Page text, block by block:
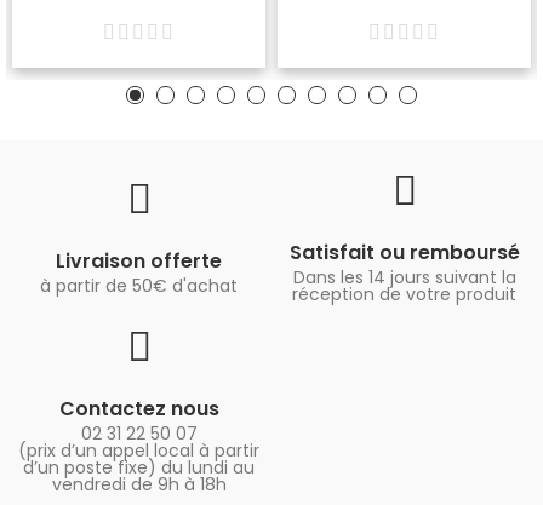
Livraison offerte
à partir de 50€ d'achat
Satisfait ou remboursé
Dans les 14 jours suivant la
réception de votre produit
Contactez nous
02 31 22 50 07
(prix d’un appel local à partir
d’un poste fixe) du lundi au
vendredi de 9h à 18h